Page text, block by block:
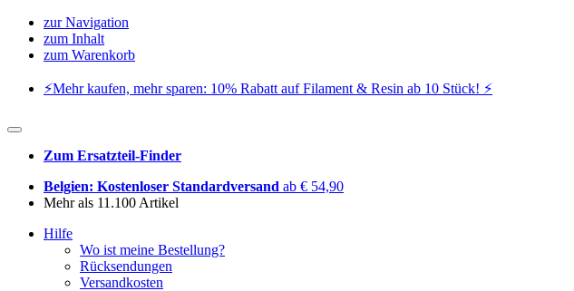
zur Navigation
zum Inhalt
zum Warenkorb
⚡️Mehr kaufen, mehr sparen: 10% Rabatt auf Filament & Resin ab 10 Stück! ⚡️
Zum Ersatzteil-Finder
Belgien: Kostenloser Standardversand ab € 54,90
Mehr als 11.100 Artikel
Hilfe
Wo ist meine Bestellung?
Rücksendungen
Versandkosten